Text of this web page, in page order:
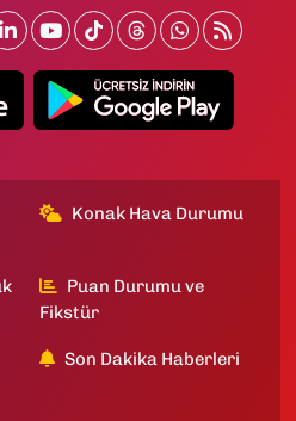
Konak Hava Durumu
Puan Durumu ve
Fikstür
Son Dakika Haberleri